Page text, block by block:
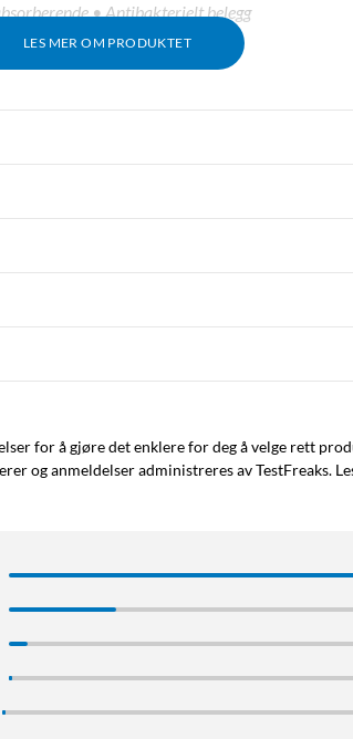
LES MER OM PRODUKTET
• Antibakterielt belegg
for å gjøre det enklere for deg å velge rett
og anmeldelser administreres av TestFreaks.